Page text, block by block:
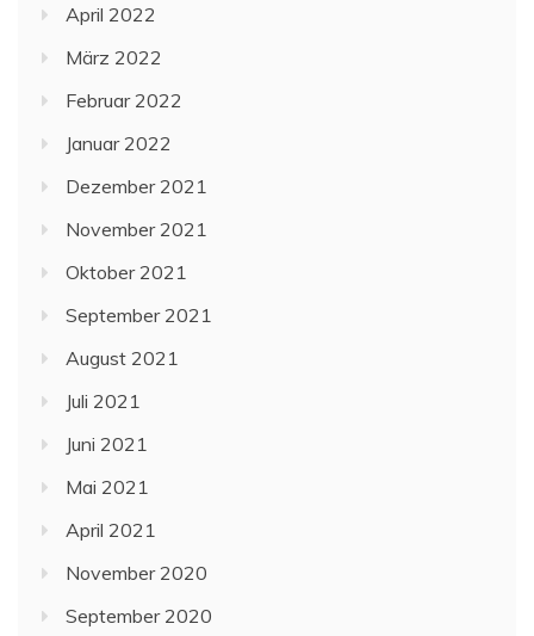
April 2022
März 2022
Februar 2022
Januar 2022
Dezember 2021
November 2021
Oktober 2021
September 2021
August 2021
Juli 2021
Juni 2021
Mai 2021
April 2021
November 2020
September 2020